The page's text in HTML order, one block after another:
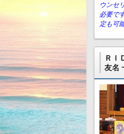
ウンセ
必要で
定も可
ＲＩ
友名